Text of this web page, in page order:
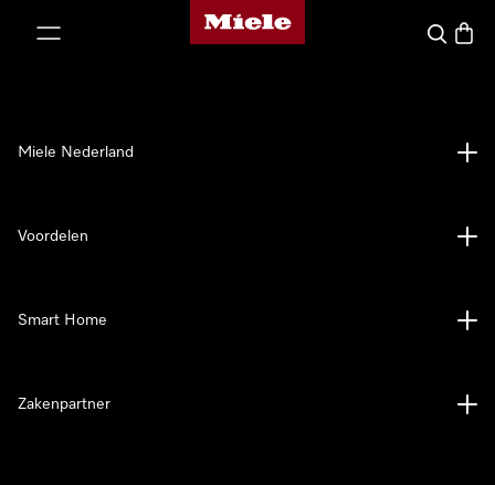
Homepage van Miele
Wat zoek
Miele Nederland
Voordelen
Smart Home
Zakenpartner